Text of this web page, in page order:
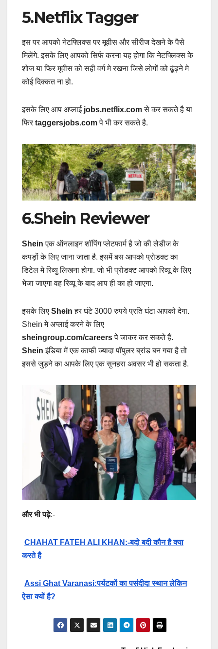
5.Netflix Tagger
इस पर आपको नेटफ्लिक्स पर मूवीस और सीरीज देखने के पैसे
मिलेंगे. इसके लिए आपको सिर्फ करना यह होगा कि नेटफ्लिक्स के
शोज या फिर मूवीस को सही वर्ग मे रखना जिसे लोगों को ढूंढ़ने मे
कोई दिक्कत ना हो.
इसके लिए आप अप्लाई jobs.netflix.comसे कर सकते है या
फिर taggersjobs.comपे भी कर सकते है.
6.Shein Reviewer
Shein एक ऑनलाइन शॉपिंग प्लेटफार्म है जो की लेडीज के
कपड़ों के लिए जाना जाता है. इसमें बस आपको प्रोडक्ट का
डिटेल मे रिव्यु लिखना होगा. जो भी प्रोडक्ट आपको रिव्यू के लिए
भेजा जाएगा वह रिव्यू के बाद आप ही का हो जाएगा.
इसके लिए Shein हर घंटे 3000 रुपये प्रति घंटा आपको देगा.
Shein मे अप्लाई करने के लिए
sheingroup.com/careersपे जाकर कर सकते हैं.
Shein इंडिया में एक काफी ज्यादा पॉपुलर ब्रांड बन गया है तो
इससे जुड़ने का आपके लिए एक सुनहरा अवसर भी हो सकता है.
और भी पढ़े:-
CHAHAT FATEH ALI KHAN:-बदो बदी कौन है क्या
करते है
Assi Ghat Varanasi:पर्यटकों का पसंदीदा स्थान लेकिन
ऐसा क्यों है?